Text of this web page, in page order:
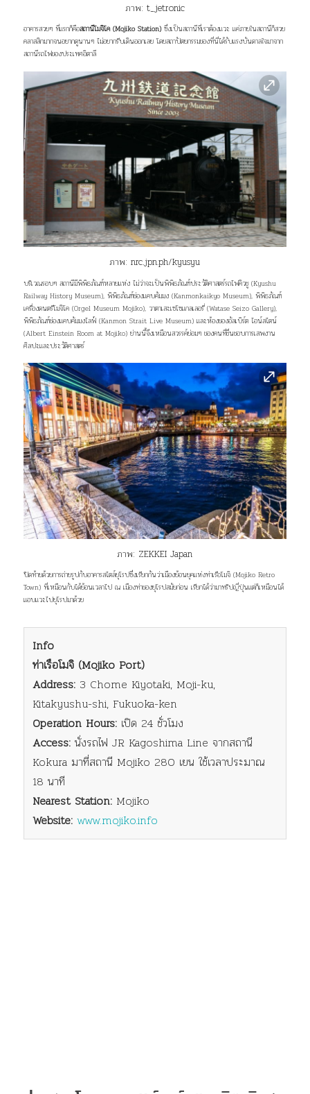
ภาพ: t_jetronic
อาคารสวยๆ ที่แรกก็คือสถานีโมจิโค (Mojiko Station)ซึ่งเป็นสถานีที่เราต้องแวะ แค่ภายในสถานีก็สวย
คลาสสิกมากจนอยากดูนานๆ ไม่อยากรีบเดินออกเลย โดยสถาปัตยกรรมของที่นี่ได้รับแรงบันดาลใจมาจาก
สถานีรถไฟของประเทศอิตาลี
ภาพ:nrc.jpn.ph/kyusyu
บริเวณรอบๆ สถานีมีพิพิธภัณฑ์หลายแห่ง ไม่ว่าจะเป็นพิพิธภัณฑ์ประวัติศาสตร์รถไฟคิวชู (Kyushu
Railway History Museum), พิพิธภัณฑ์ช่องแคบคัมมง (Kanmonkaikyo Museum), พิพิธภัณฑ์
เครื่องดนตรีโมจิโค (Orgel Museum Mojiko), วาตาเสะเซโซแกลเลอรี่ (Watase Seizo Gallery),
พิพิธภัณฑ์ช่องแคบคัมมงไลฟ์ (Kanmon Strait Live Museum) และห้องของอัลเบิร์ต ไอน์สไตน์
(Albert Einstein Room at Mojiko) ย่านนี้จึงเหมือนสวรรค์ย่อมๆ ของคนที่ชื่นชอบการเสพงาน
ศิลปะและประวัติศาสตร์
ภาพ: ZEKKEI Japan
ปิดท้ายด้วยการถ่ายรูปกับอาคารสไตล์ยุโรปซึ่งเรียกกันว่าเมืองย้อนยุคแห่งท่าเรือโมจิ (Mojiko Retro
Town) ที่เหมือนกับได้ย้อนเวลาไป ณ เมืองท่าของยุโรปสมัยก่อน เรียกได้ว่ามาทริปญี่ปุ่นแต่ก็เหมือนได้
แอบแวะไปยุโรปมาด้วย
Info
ท่าเรือโมจิ (Mojiko Port)
Address:3 Chome Kiyotaki, Moji-ku,
Kitakyushu-shi, Fukuoka-ken
Operation Hours:เปิด 24 ชั่วโมง
Access:นั่งรถไฟ JR Kagoshima Line จากสถานี
Kokura มาที่สถานี Mojiko 280 เยน ใช้เวลาประมาณ
18 นาที
Nearest Station:Mojiko
Website: www.mojiko.info